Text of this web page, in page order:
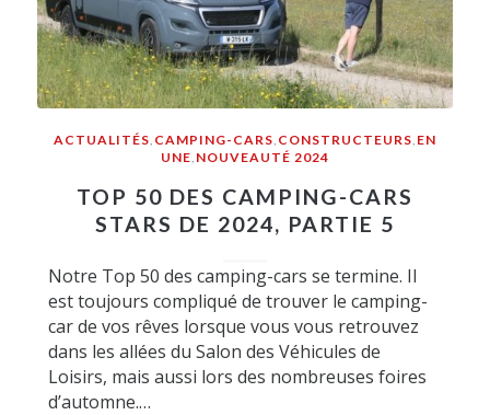
ACTUALITÉS CAMPING-CARS CONSTRUCTEURS EN
UNE NOUVEAUTÉ 2024
TOP 50 DES CAMPING-CARS
STARS DE 2024, PARTIE 5
Notre Top 50 des camping-cars se termine. Il
est toujours compliqué de trouver le camping-
car de vos rêves lorsque vous vous retrouvez
dans les allées du Salon des Véhicules de
Loisirs, mais aussi lors des nombreuses foires
d’automne.…